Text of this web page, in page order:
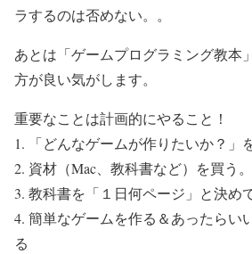
ラするのは否めない。。
あとは「ゲームプログラミング教本
方が良い気がします。
重要なことは計画的にやること！
1. 「どんなゲームが作りたいか？」
2. 資材（Mac、教科書など）を買う。
3. 教科書を「１日何ページ」と決め
4. 簡単なゲームを作る＆あったらい
る